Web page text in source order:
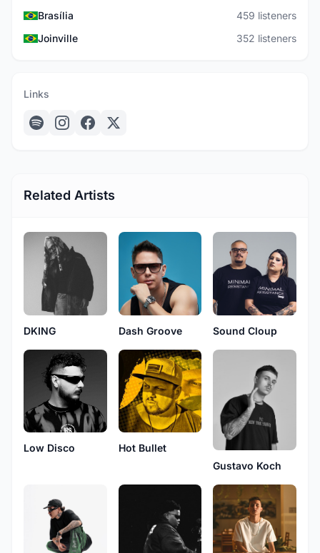
Brasília
459 listeners
Joinville
352 listeners
Links
Related Artists
DKING Dash Groove Sound Cloup
Low Disco
Hot Bullet
Gustavo Koch